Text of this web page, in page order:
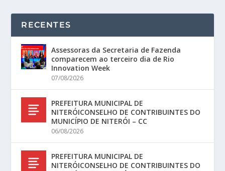
RECENTES
Assessoras da Secretaria de Fazenda
comparecem ao terceiro dia de Rio
Innovation Week
07/08/2026
PREFEITURA MUNICIPAL DE
NITERÓICONSELHO DE CONTRIBUINTES DO
MUNICÍPIO DE NITERÓI – CC
06/08/2026
PREFEITURA MUNICIPAL DE
NITERÓICONSELHO DE CONTRIBUINTES DO